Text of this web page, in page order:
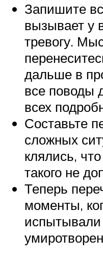
Запишите
вызывает у
тревогу.
дальше в
все поводы
всех
Составьте
сложных
клялись,
такого не
Теперь
моменты,
испытывали